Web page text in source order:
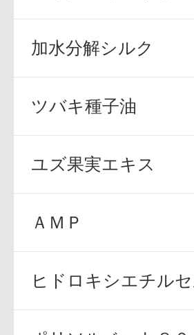
ファ
加水分解シルク
ツバキ種子油
ユズ果実エキス
ＡＭＰ
ヒドロキシエチル